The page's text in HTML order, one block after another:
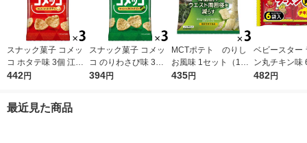
スナック菓子 コメッ
コ ホタテ味 3個 江崎
グリコ
442円
スナック菓子 コメッ
コ のりわさび味 3個
江崎グリコ
394円
MCTポテト のりし
お風味 1セット（1袋
（40g）×3） 機能性
435円
ベビースター
ン丸チキン味
32g 1セット
482円
最近見た商品